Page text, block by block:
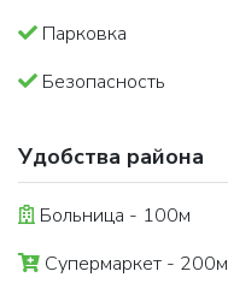
Парковка
Безопасность
Удобства района
Больница - 100м
Супермаркет - 200м